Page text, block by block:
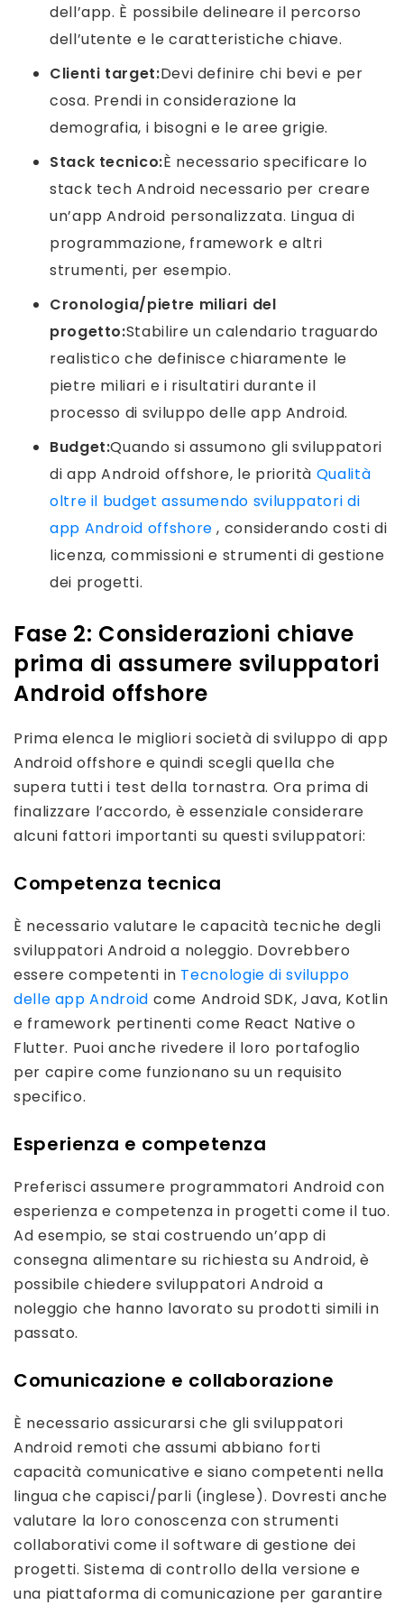
dell’app. È possibile delineare il percorso
dell’utente e le caratteristiche chiave.
Clienti target:Devi definire chi bevi e per
cosa. Prendi in considerazione la
demografia, i bisogni e le aree grigie.
Stack tecnico:È necessario specificare lo
stack tech Android necessario per creare
un’app Android personalizzata. Lingua di
programmazione, framework e altri
strumenti, per esempio.
Cronologia/pietre miliari del
progetto:Stabilire un calendario traguardo
realistico che definisce chiaramente le
pietre miliari e i risultatiri durante il
processo di sviluppo delle app Android.
Budget:Quando si assumono gli sviluppatori
di app Android offshore, le priorità Qualità
oltre il budget assumendo sviluppatori di
app Android offshore, considerando costi di
licenza, commissioni e strumenti di gestione
dei progetti.
Fase 2: Considerazioni chiave
prima di assumere sviluppatori
Android offshore
Prima elenca le migliori società di sviluppo di app
Android offshore e quindi scegli quella che
supera tutti i test della tornastra. Ora prima di
finalizzare l’accordo, è essenziale considerare
alcuni fattori importanti su questi sviluppatori:
Competenza tecnica
È necessario valutare le capacità tecniche degli
sviluppatori Android a noleggio. Dovrebbero
essere competenti in Tecnologie di sviluppo
delle app Android come Android SDK, Java, Kotlin
e framework pertinenti come React Native o
Flutter. Puoi anche rivedere il loro portafoglio
per capire come funzionano su un requisito
specifico.
Esperienza e competenza
Preferisci assumere programmatori Android con
esperienza e competenza in progetti come il tuo.
Ad esempio, se stai costruendo un’app di
consegna alimentare su richiesta su Android, è
possibile chiedere sviluppatori Android a
noleggio che hanno lavorato su prodotti simili in
passato.
Comunicazione e collaborazione
È necessario assicurarsi che gli sviluppatori
Android remoti che assumi abbiano forti
capacità comunicative e siano competenti nella
lingua che capisci/parli (inglese). Dovresti anche
valutare la loro conoscenza con strumenti
collaborativi come il software di gestione dei
progetti. Sistema di controllo della versione e
una piattaforma di comunicazione per garantire